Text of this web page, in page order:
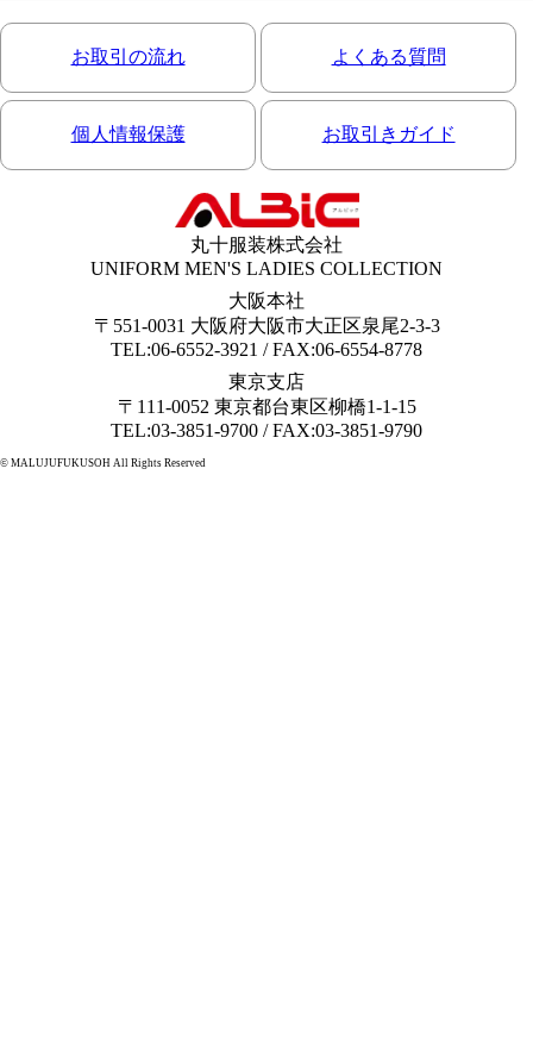
お取引の流れ よくある質問
個人情報保護 お取引きガイド
丸十服装株式会社
UNIFORM MEN'S LADIES COLLECTION
大阪本社
〒551-0031 大阪府大阪市大正区泉尾2-3-3
TEL:06-6552-3921 / FAX:06-6554-8778
東京支店
〒111-0052 東京都台東区柳橋1-1-15
TEL:03-3851-9700 / FAX:03-3851-9790
© MALUJUFUKUSOH All Rights Reserved